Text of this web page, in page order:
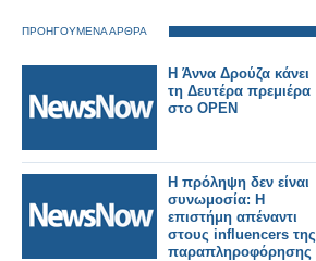
ΠΡΟΗΓΟΥΜΕΝΑ ΑΡΘΡΑ
Η Άννα Δρούζα κάνει
τη Δευτέρα πρεμιέρα
στο OPEN
Η πρόληψη δεν είναι
συνωμοσία: Η
επιστήμη απέναντι
στους influencers της
παραπληροφόρησης